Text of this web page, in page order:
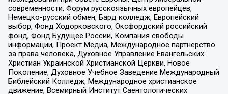
современности, Форум русскоязычных европейцев,
Немецко-русский обмен, Бард колледж, Европейский
выбор, Фонд Ходорковского, Оксфордский российский
фонд, Фонд Будущее России, Компания свободы
информации, Проект Медиа, Международное партнерство
за права человека, Духовное Управление Евангельских
Христиан Украинской Христианской Церкви, Новое
Поколение, Духовное Учебное Заведение Международный
Библейский Колледж, Международное христианское
движение, Всемирный Институт Саентологических